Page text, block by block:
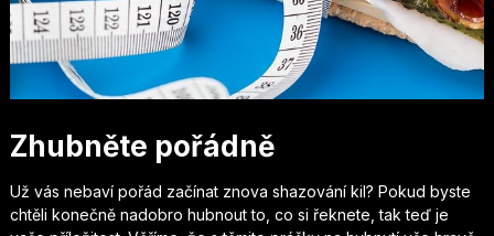
Zhubněte pořádně
Už vás nebaví pořád začínat znova shazování kil? Pokud byste
chtěli konečně nadobro hubnout to, co si řeknete, tak teď je